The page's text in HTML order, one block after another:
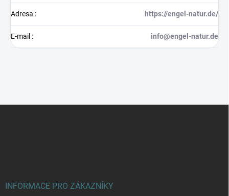
Adresa : https://engel-natur.de/
E-mail : info@engel-natur.de
INFORMACE PRO ZÁKAZNÍKY